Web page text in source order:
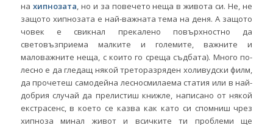
на хипнозата, но и за повечето неща в живота си. Не, не
защото хипнозата е най-важната тема на деня. А защото
човек е свикнал прекалено повърхностно да
световъзприема малките и големите, важните и
маловажните неща, с които го среща съдбата). Много по-
лесно е да гледащ някой треторазряден холивудски филм,
да прочетеш самодейна лесносмилаема статия или в най-
добрия случай да прелистиш книжле, написано от някой
екстрасенс, в което се казва как като си спомниш чрез
хипноза минал живот и всичките ти проблеми ще